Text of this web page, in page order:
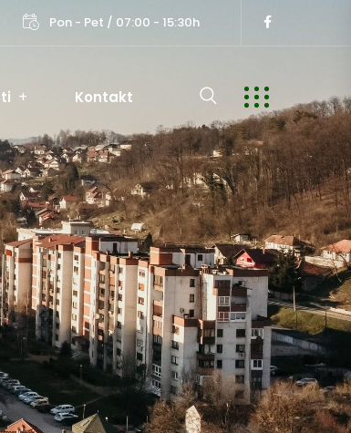
Pon - Pet / 07:00 - 15:30h
Kontakt